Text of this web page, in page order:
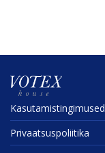
Kasuta­mis­tin­gi­mused
Privaat­sus­po­liitika